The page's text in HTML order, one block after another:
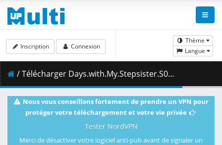
Thème
Langue
Inscription Connexion
/ Télécharger Days.with.My.Stepsister.S01E08.A.Response.and.Hot.Milk.1080p.CR.WEB-DL.JPN.AAC2.0.H.264.MSubs-ToonsHub.mkv.003 ( 463.38 MB )
Nous vous conseillons fortement de prendre un VPN pour
protéger votre téléchargement et votre vie privée
Tester NordVPN
Merci de désactiver votre logiciel anti-pub avant de signaler un